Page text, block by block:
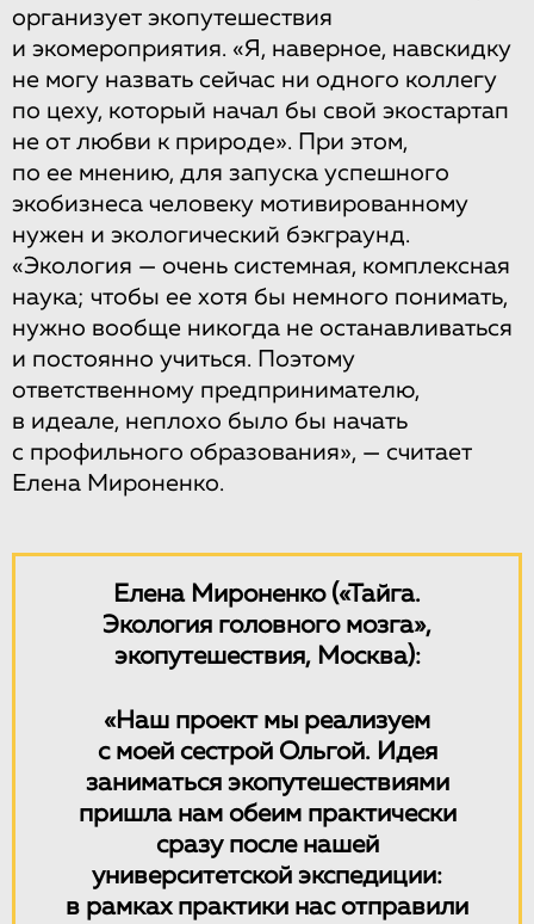
организует экопутешествия
и экомероприятия. «Я, наверное, навскидку
не могу назвать сейчас ни одного коллегу
по цеху, который начал бы свой экостартап
не от любви к природе». При этом,
по ее мнению, для запуска успешного
экобизнеса человеку мотивированному
нужен и экологический бэкграунд.
«Экология — очень системная, комплексная
наука; чтобы ее хотя бы немного понимать,
нужно вообще никогда не останавливаться
и постоянно учиться. Поэтому
ответственному предпринимателю,
в идеале, неплохо было бы начать
с профильного образования», — считает
Елена Мироненко.
Елена Мироненко («Тайга.
Экология головного мозга»,
экопутешествия, Москва):
«Наш проект мы реализуем
с моей сестрой Ольгой. Идея
заниматься экопутешествиями
пришла нам обеим практически
сразу после нашей
университетской экспедиции:
в рамках практики нас отправили